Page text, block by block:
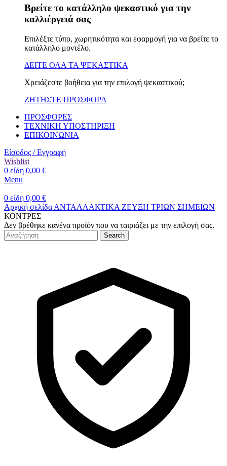
Βρείτε το κατάλληλο ψεκαστικό για την
καλλιέργειά σας
Επιλέξτε τύπο, χωρητικότητα και εφαρμογή για να βρείτε το
κατάλληλο μοντέλο.
ΔΕΙΤΕ ΟΛΑ ΤΑ ΨΕΚΑΣΤΙΚΑ
Χρειάζεστε βοήθεια για την επιλογή ψεκαστικού;
ΖΗΤΗΣΤΕ ΠΡΟΣΦΟΡΑ
ΠΡΟΣΦΟΡΕΣ
ΤΕΧΝΙΚΗ ΥΠΟΣΤΗΡΙΞΗ
ΕΠΙΚΟΙΝΩΝΙΑ
Είσοδος / Εγγραφή
Wishlist
0 είδη 0,00 €
Menu
0 είδη 0,00 €
Αρχική σελίδα ΑΝΤΑΛΛΑΚΤΙΚΑ ΖΕΥΞΗ ΤΡΙΩΝ ΣΗΜΕΙΩΝ
ΚΟΝΤΡΕΣ
Δεν βρέθηκε κανένα προϊόν που να ταιριάζει με την επιλογή σας.
Search